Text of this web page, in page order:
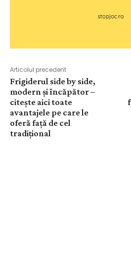
Articolul precedent
Frigiderul side by side,
modern și încăpător –
citește aici toate
avantajele pe care le
oferă față de cel
tradițional